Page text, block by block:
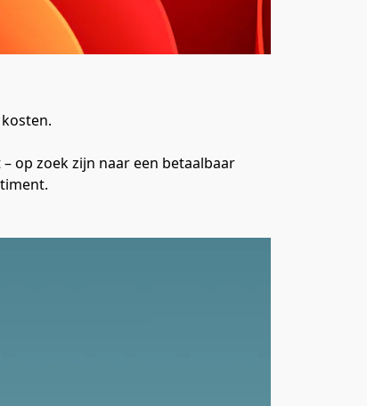
op zoek zijn naar een betaalbaar